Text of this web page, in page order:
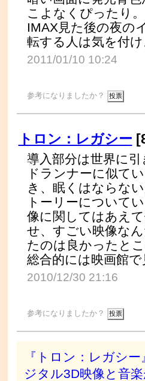
こよなくぴったり。
IMAX見た後の夜の
転する人は気を付け
2011/01/10 10:24
参考になりましたか？
トロン：レガシー
導入部分は世界に
ドランナーに似て
き、眠くはならな
トーリーについて
像に関してはあえ
せ、すごい映像な
たのは良かったとこ
総合的には映画館
2010/12/30 21:16
参考になりましたか？
『トロン：レガシ
ジタル3D映像と音